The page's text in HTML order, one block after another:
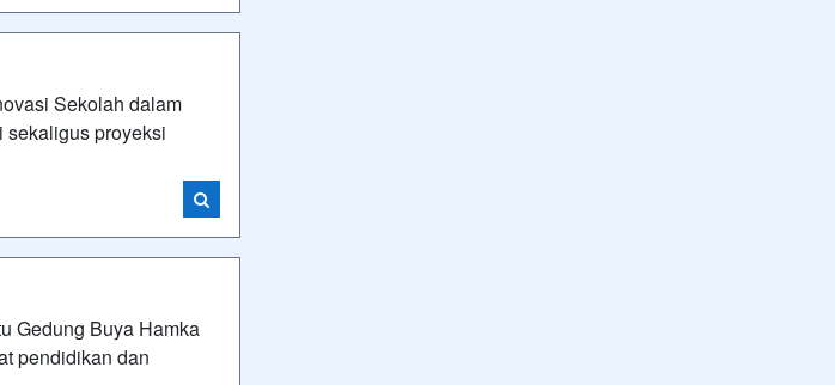
Sekolah dalam
sekaligus proyeksi
Gedung Buya Hamka
pendidikan dan